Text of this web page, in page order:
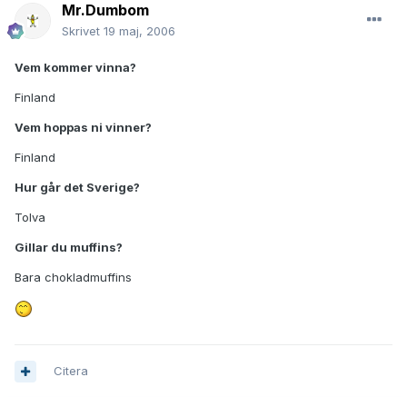
Mr.Dumbom
Skrivet 19 maj, 2006
Vem kommer vinna?
Finland
Vem hoppas ni vinner?
Finland
Hur går det Sverige?
Tolva
Gillar du muffins?
Bara chokladmuffins
Citera